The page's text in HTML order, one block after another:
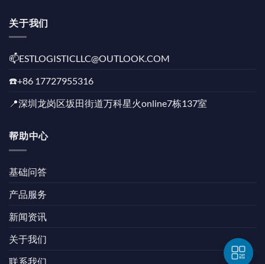
关于我们
📫️ESTLOGISTICLLC@OUTLOOK.COM
☎️+86 17727955316
📍深圳龙岗区坂田街道万科星火online7栋137室
帮助中心
基础问答
产品服务
新闻资讯
关于我们
联系我们